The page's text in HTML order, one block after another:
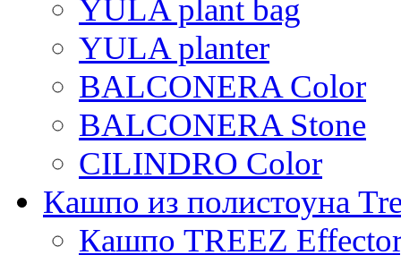
YULA plant bag
YULA planter
BALCONERA Color
BALCONERA Stone
CILINDRO Color
Кашпо из полистоуна
Кашпо TREEZ